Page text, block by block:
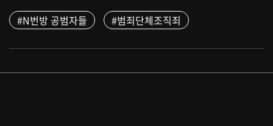
#N번방 공범자들 #범죄단체조직죄